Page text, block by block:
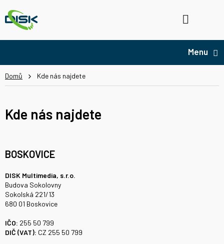
na
obsah
Domů Kde nás najdete
Kde nás najdete
BOSKOVICE
DISK Multimedia, s.r.o.
Budova Sokolovny
Sokolská 221/13
680 01 Boskovice
IČO: 255 50 799
DIČ (VAT): CZ 255 50 799